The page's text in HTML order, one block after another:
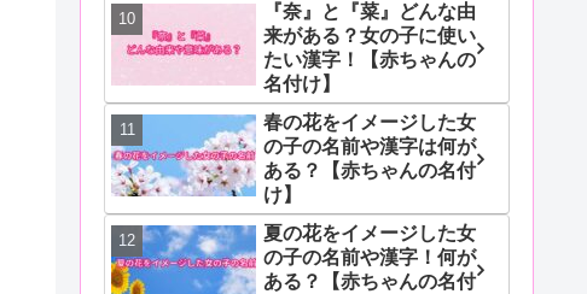
『奈』と『菜』どんな由
来がある？女の子に使い
たい漢字！【赤ちゃんの
名付け】
春の花をイメージした女
の子の名前や漢字は何が
ある？【赤ちゃんの名付
け】
夏の花をイメージした女
の子の名前や漢字！何が
ある？【赤ちゃんの名付